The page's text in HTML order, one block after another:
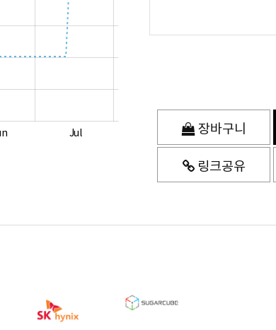
Jul 장바구니
링크공유